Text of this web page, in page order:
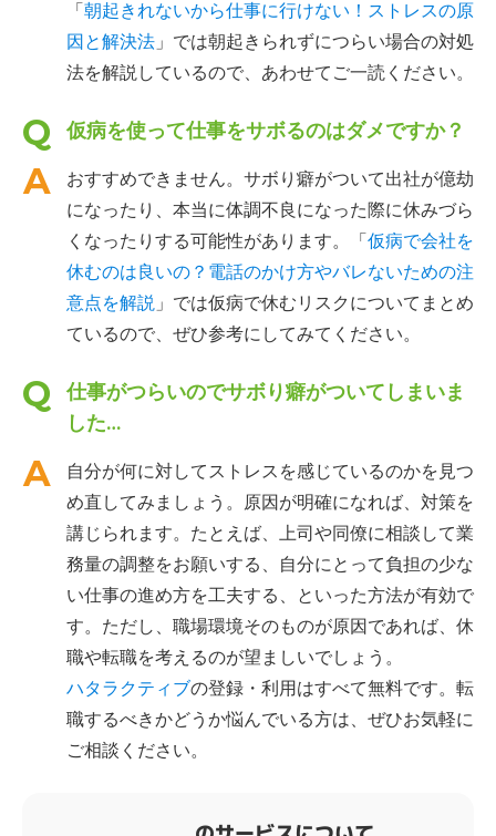
「朝起きれないから仕事に行けない！ストレスの原
因と解決法 」では朝起きられずにつらい場合の対処
法を解説しているので、あわせてご一読ください。
仮病を使って仕事をサボるのはダメですか？
おすすめできません。サボり癖がついて出社が億劫
になったり、本当に体調不良になった際に休みづら
くなったりする可能性があります。「仮病で会社を
休むのは良いの？電話のかけ方やバレないための注
意点を解説 」では仮病で休むリスクについてまとめ
ているので、ぜひ参考にしてみてください。
仕事がつらいのでサボり癖がついてしまいま
した…
自分が何に対してストレスを感じているのかを見つ
め直してみましょう。原因が明確になれば、対策を
講じられます。たとえば、上司や同僚に相談して業
務量の調整をお願いする、自分にとって負担の少な
い仕事の進め方を工夫する、といった方法が有効で
す。ただし、職場環境そのものが原因であれば、休
職や転職を考えるのが望ましいでしょう。
ハタラクティブの登録・利用はすべて無料です。転
職するべきかどうか悩んでいる方は、ぜひお気軽に
ご相談ください。